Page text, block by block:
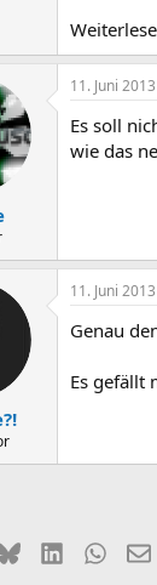
11. Juni 2013
Es soll
wie das
11. Juni 2013
Genau
Es gefällt
BlueskyLinkedIn